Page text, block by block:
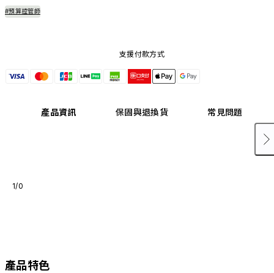
#預算控管師
支援付款方式
產品資訊 保固與退換貨 常見問題
1/0
產品特色